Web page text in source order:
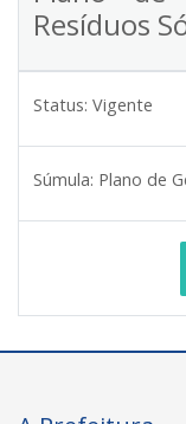
Resíduos
Status: Vigente
Súmula: Plano de